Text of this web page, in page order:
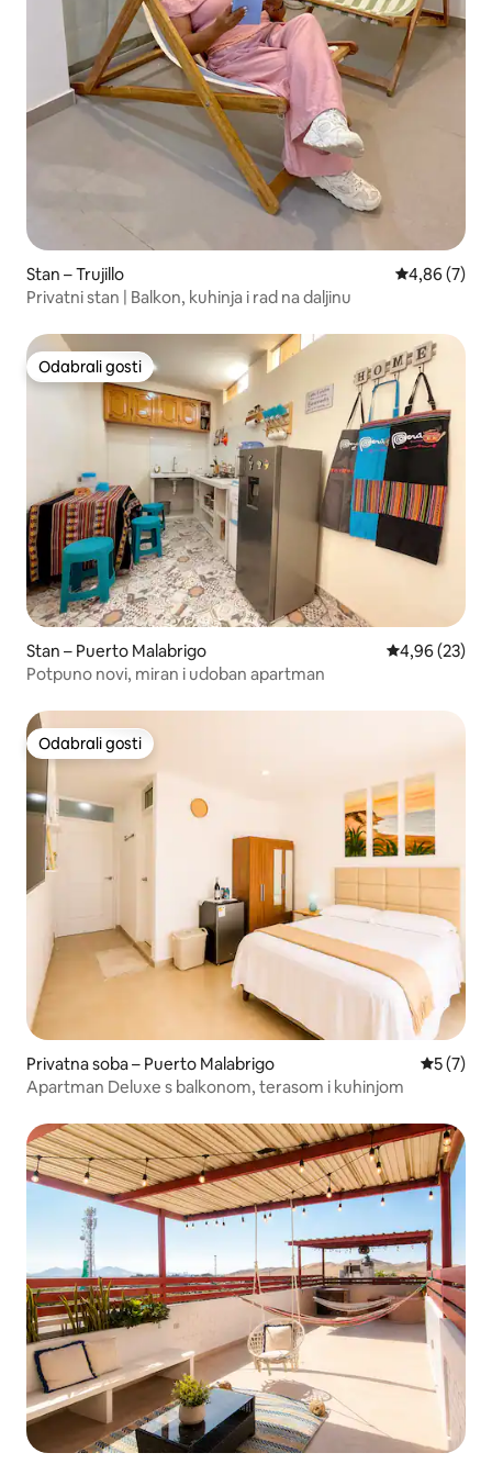
Stan – Trujillo Prosječna
4,86 (7)
Privatni stan | Balkon, kuhinja i rad na daljinu
Odabrali gosti
Odabrali gosti
Stan – Puerto Malabrigo Prosječna
4,96 (23)
Potpuno novi, miran i udoban apartman
Odabrali gosti
Odabrali gosti
Privatna soba – Puerto Malabrigo
5 (7)
Apartman Deluxe s balkonom, terasom i kuhinjom